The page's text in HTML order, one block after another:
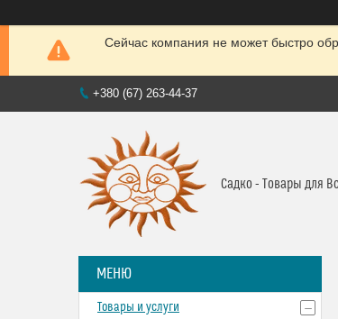
Сейчас компания не может быстро
+380 (67) 263-44-37
Садко - Товары для
Товары и услуги